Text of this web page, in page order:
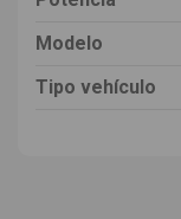
Modelo
Tipo vehículo